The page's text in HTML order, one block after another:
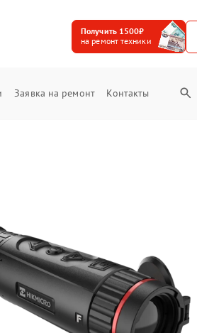
Получить 1500₽
на ремонт техники
Заявка на ремонт Контакты